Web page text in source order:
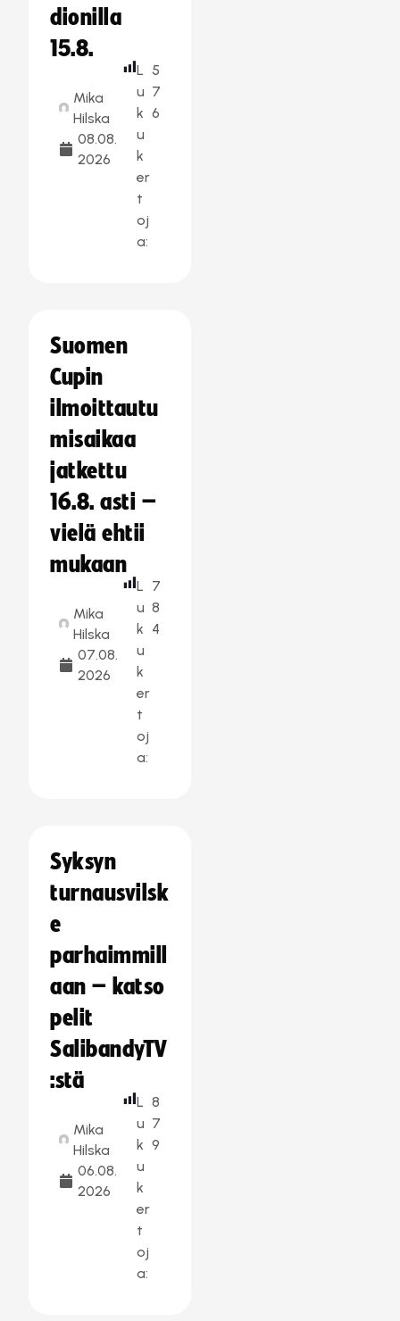
dionilla
15.8.
Mika
Hilska
08.08.
2026
L
u
k
u
k
er
t
oj
a:
5
7
6
Suomen
Cupin
ilmoittautu
misaikaa
jatkettu
16.8. asti –
vielä ehtii
mukaan
Mika
Hilska
07.08.
2026
L
u
k
u
k
er
t
oj
a:
7
8
4
Syksyn
turnausvilsk
e
parhaimmill
aan – katso
pelit
SalibandyTV
:stä
Mika
Hilska
06.08.
2026
L
u
k
u
k
er
t
oj
a:
8
7
9